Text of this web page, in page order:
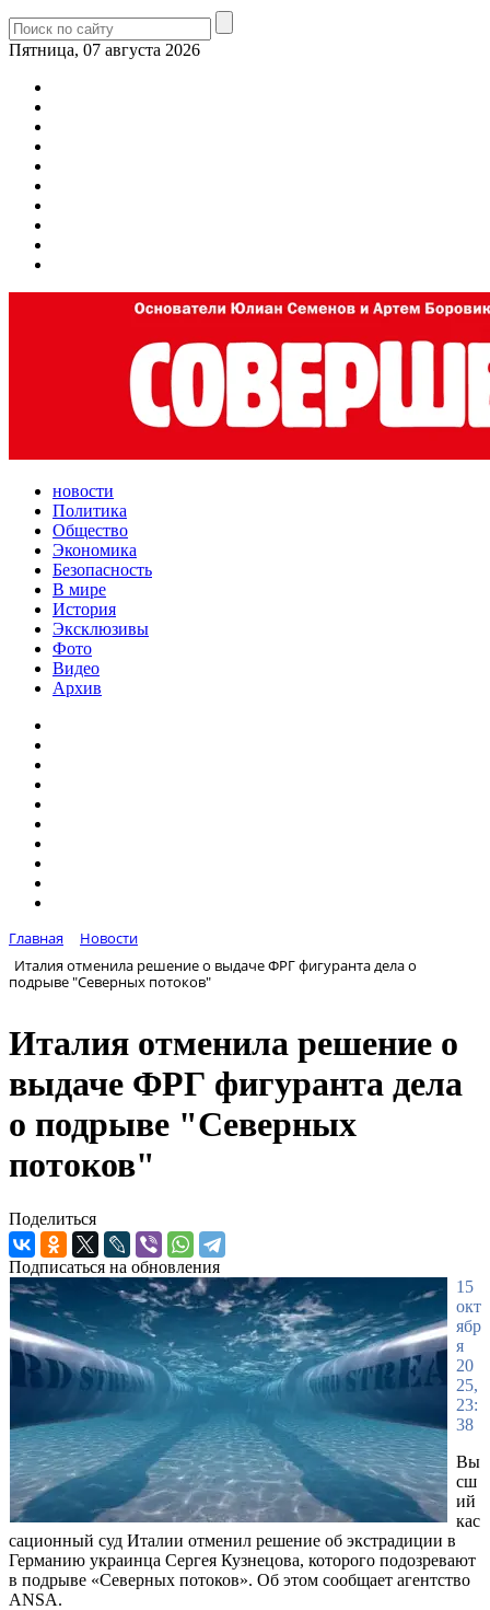
Пятница, 07 августа 2026
новости
Политика
Общество
Экономика
Безопасность
В мире
История
Эксклюзивы
Фото
Видео
Архив
Главная
Новости
Италия отменила решение о выдаче ФРГ фигуранта дела о
подрыве "Северных потоков"
Италия отменила решение о
выдаче ФРГ фигуранта дела
о подрыве "Северных
потоков"
Поделиться
Подписаться на обновления
15
окт
ябр
я
20
25,
23:
38
Вы
сш
ий
кас
сационный суд Италии отменил решение об экстрадиции в
Германию украинца Сергея Кузнецова, которого подозревают
в подрыве «Северных потоков». Об этом сообщает агентство
ANSA.